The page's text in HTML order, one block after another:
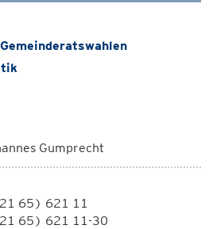
Gumprecht
65) 621 11
65) 621 11-30